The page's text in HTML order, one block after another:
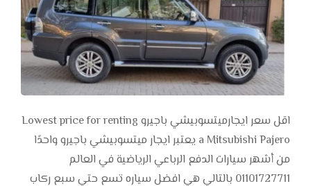
اقل سعر ايجارميتسوبيشي باجيرو Lowest price for renting
a Mitsubishi Pajero يعتبر ايجار ميتسوبيشي باجيرو واحدًا
من أشهر سيارات الدفع الرباعي الرياضية في العالم
01101727711 بالتالي هي افضل سياره تسع حتي سبع ركاب